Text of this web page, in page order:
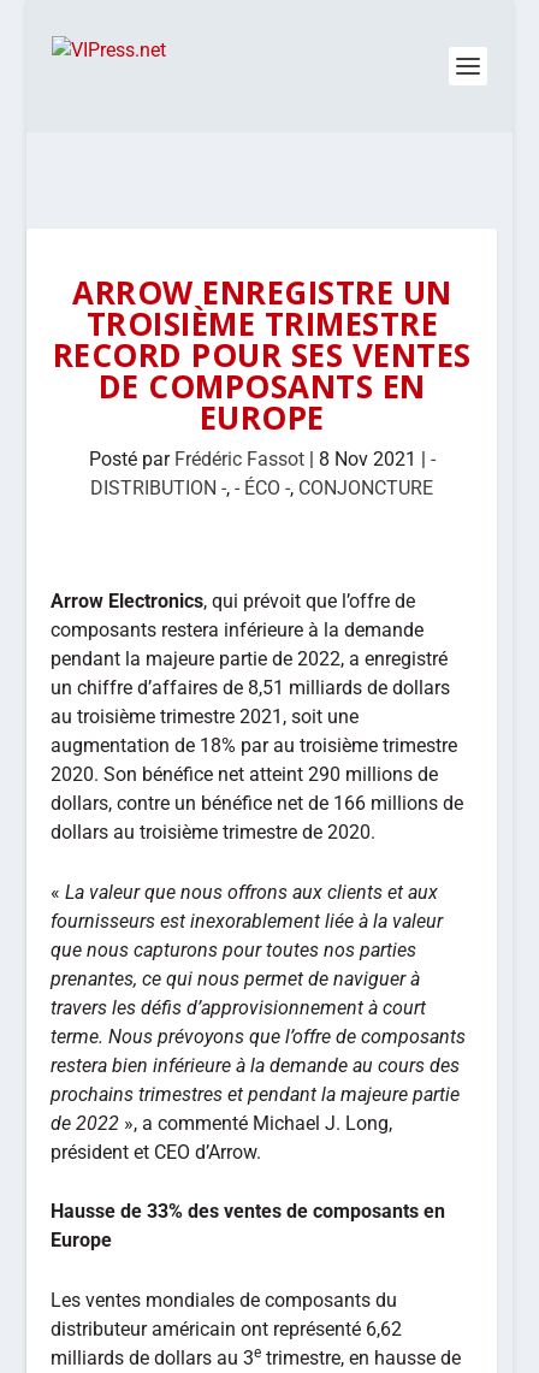
ARROW ENREGISTRE UN
TROISIÈME TRIMESTRE
RECORD POUR SES VENTES
DE COMPOSANTS EN
EUROPE
Posté par Frédéric Fassot| 8 Nov 2021 | -
DISTRIBUTION -,- ÉCO -, CONJONCTURE
Arrow Electronics, qui prévoit que l’offre de
composants restera inférieure à la demande
pendant la majeure partie de 2022, a enregistré
un chiffre d’affaires de 8,51 milliards de dollars
au troisième trimestre 2021, soit une
augmentation de 18% par au troisième trimestre
2020. Son bénéfice net atteint 290 millions de
dollars, contre un bénéfice net de 166 millions de
dollars au troisième trimestre de 2020.
«La valeur que nous offrons aux clients et aux
fournisseurs est inexorablement liée à la valeur
que nous capturons pour toutes nos parties
prenantes, ce qui nous permet de naviguer à
travers les défis d’approvisionnement à court
terme. Nous prévoyons que l’offre de composants
restera bien inférieure à la demande au cours des
prochains trimestres et pendant la majeure partie
de 2022 », a commenté Michael J. Long,
président et CEO d’Arrow.
Hausse de 33% des ventes de composants en
Europe
Les ventes mondiales de composants du
distributeur américain ont représenté 6,62
milliards de dollars au 3e trimestre, en hausse de